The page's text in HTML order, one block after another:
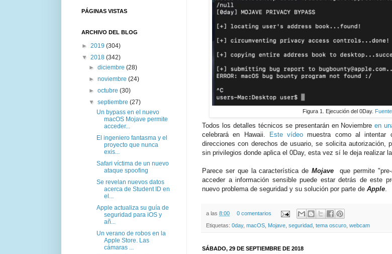
Figura 1. Ejecución del 0Day. Fuente
Todos los detalles técnicos se presentarán en Noviembreen
celebrará en Hawaii.
Este vídeo muestra como al intentar
direcciones con derechos de usuario, se solicita autorización,
sin privilegios donde aplica el 0Day, esta vez sí le deja realizar
Parece ser que la característica deMojave que permite
acceder a información sensible puede estar detrás de este
nuevo problema de seguridad y su solución por parte de Apple.
a las 8:00 0 comentarios
Etiquetas: 0day, macOS, Mojave, seguridad, tema oscuro, webcam
SÁBADO, 29 DE SEPTIEMBRE DE 2018
PÁGINAS VISTAS
ARCHIVO DEL BLOG
► 2019 (304)
▼ 2018 (342)
►diciembre(28)
►noviembre(24)
►octubre(30)
▼septiembre(27)
Un bypass en el nuevo
macOS Mojave permite
acceder...
El ingeniero fantasma y el
proyecto que nunca
exis...
Safari víctima de un nuevo
ataque spoofing
Se revelan nuevos datos
acerca de Student ID en
el...
Apple actualiza su guía de
seguridad para iOS y
añ...
Un verano de robos en la
Apple Store. Las
cámaras ...